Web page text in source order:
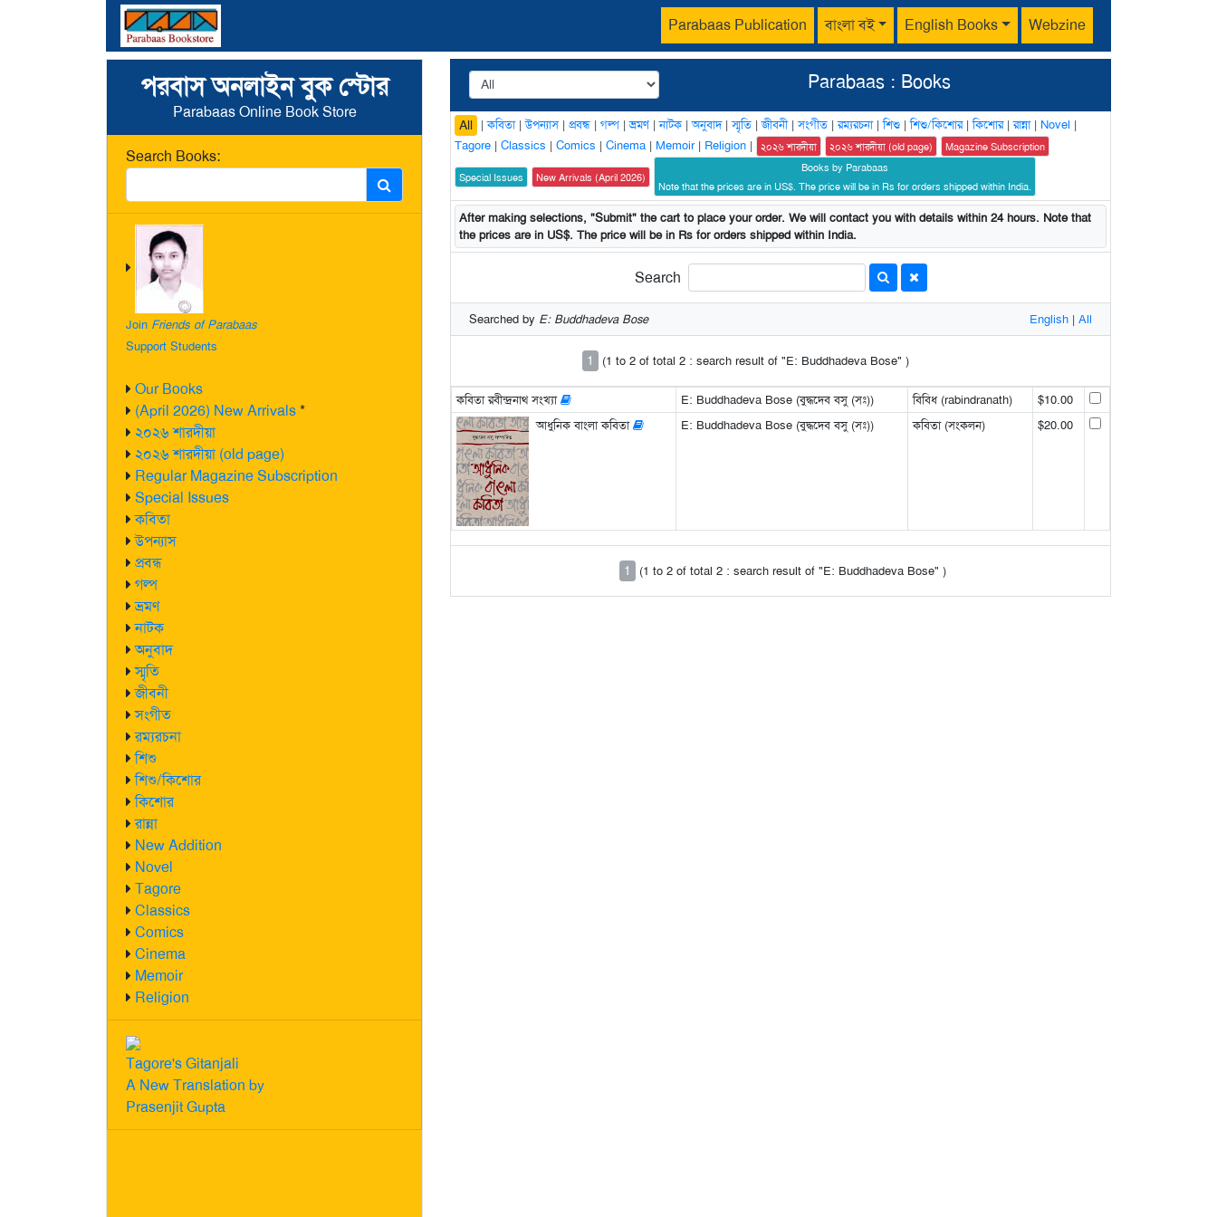
Parabaas Publication বাংলা বই English Books Webzine
পরবাস অনলাইন বুক স্টোর
Parabaas Online Book Store
Search Books:
Join Friends of Parabaas
Support Students
Our Books
(April 2026) New Arrivals*
২০২৬ শারদীয়া
২০২৬ শারদীয়া (old page)
Regular Magazine Subscription
Special Issues
কবিতা
উপন্যাস
প্রবন্ধ
গল্প
ভ্রমণ
নাটক
অনুবাদ
স্মৃতি
জীবনী
সংগীত
রম্যরচনা
শিশু
শিশু/কিশোর
কিশোর
রান্না
New Addition
Novel
Tagore
Classics
Comics
Cinema
Memoir
Religion
Tagore's Gitanjali
A New Translation by
Prasenjit Gupta
Parabaas : Books
All |কবিতা|উপন্যাস| প্রবন্ধ | গল্প |ভ্রমণ|নাটক |অনুবাদ|স্মৃতি |জীবনী|সংগীত |রম্যরচনা|শিশু |শিশু/কিশোর|কিশোর|রান্না| Novel |
Tagore | Classics | Comics | Cinema | Memoir| Religion | ২০২৬ শারদীয়া ২০২৬ শারদীয়া (old page) Magazine Subscription
Special Issues New Arrivals (April 2026)
Books by Parabaas
Note that the prices are in US$. The price will be in Rs for orders shipped within India.
After making selections, "Submit" the cart to place your order. We will contact you with details within 24 hours. Note that
the prices are in US$. The price will be in Rs for orders shipped within India.
Search
Searched by E: Buddhadeva Bose English | All
1 (1 to 2 of total 2 : search result of "E: Buddhadeva Bose" )
কবিতা রবীন্দ্রনাথ সংখ্যা E: Buddhadeva Bose (বুদ্ধদেব বসু (সঃ)) বিবিধ (rabindranath)
$10.00
আধুনিক বাংলা কবিতা
E: Buddhadeva Bose (বুদ্ধদেব বসু (সঃ)) কবিতা (সংকলন) $20.00
1 (1 to 2 of total 2 : search result of "E: Buddhadeva Bose" )